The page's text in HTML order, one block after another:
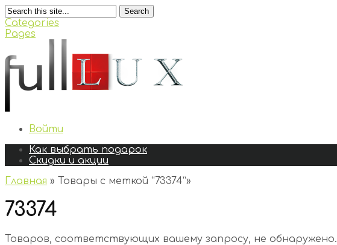
Search
Categories
Pages
Войти
Как выбрать подарок
Скидки и акции
Главная » Товары с меткой “73374”»
73374
Товаров, соответствующих вашему запросу, не обнаружено.